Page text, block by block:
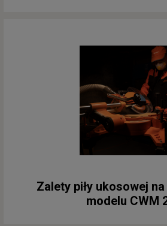
Zalety piły ukosowej
modelu CWM